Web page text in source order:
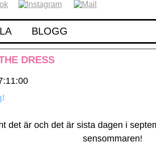
BLOGG
DRESS
det är och det är sista dagen i
sensommaren!